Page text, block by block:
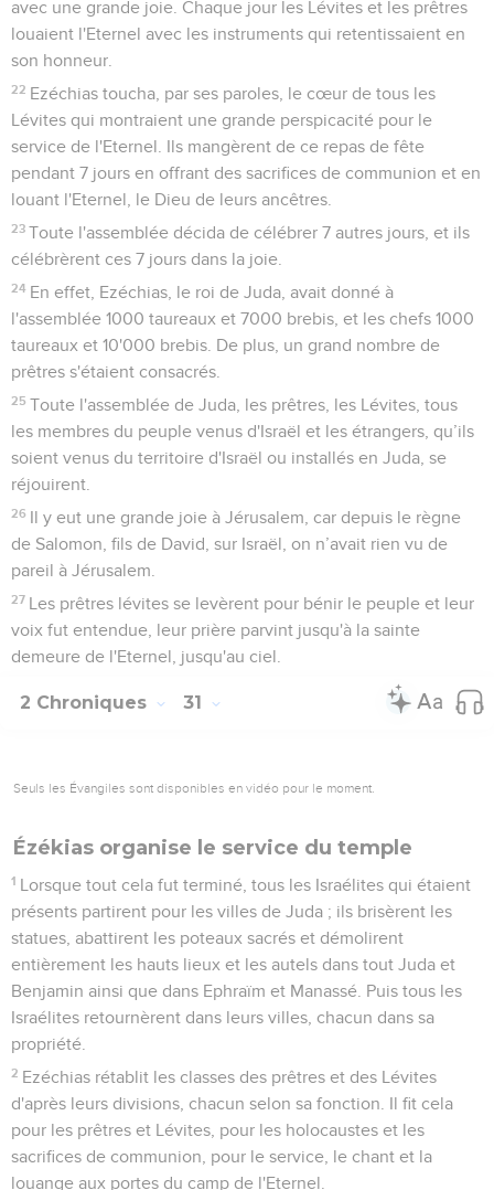
avec une grande joie. Chaque jour les Lévites et les prêtres
louaient l'Eternel avec les instruments qui retentissaient en
son honneur.
22 Ezéchias toucha, par ses paroles, le cœur de tous les
Lévites qui montraient une grande perspicacité pour le
service de l'Eternel. Ils mangèrent de ce repas de fête
pendant 7 jours en offrant des sacrifices de communion et en
louant l'Eternel, le Dieu de leurs ancêtres.
23 Toute l'assemblée décida de célébrer 7 autres jours, et ils
célébrèrent ces 7 jours dans la joie.
24 En effet, Ezéchias, le roi de Juda, avait donné à
l'assemblée 1000 taureaux et 7000 brebis, et les chefs 1000
taureaux et 10'000 brebis. De plus, un grand nombre de
prêtres s'étaient consacrés.
25 Toute l'assemblée de Juda, les prêtres, les Lévites, tous
les membres du peuple venus d'Israël et les étrangers, qu’ils
soient venus du territoire d'Israël ou installés en Juda, se
réjouirent.
26 Il y eut une grande joie à Jérusalem, car depuis le règne
de Salomon, fils de David, sur Israël, on n’avait rien vu de
pareil à Jérusalem.
27 Les prêtres lévites se levèrent pour bénir le peuple et leur
voix fut entendue, leur prière parvint jusqu'à la sainte
demeure de l'Eternel, jusqu'au ciel.
2 Chroniques 31
Seuls les Évangiles sont disponibles en vidéo pour le moment.
Ézékias organise le service du temple
1 Lorsque tout cela fut terminé, tous les Israélites qui étaient
présents partirent pour les villes de Juda ; ils brisèrent les
statues, abattirent les poteaux sacrés et démolirent
entièrement les hauts lieux et les autels dans tout Juda et
Benjamin ainsi que dans Ephraïm et Manassé. Puis tous les
Israélites retournèrent dans leurs villes, chacun dans sa
propriété.
2 Ezéchias rétablit les classes des prêtres et des Lévites
d'après leurs divisions, chacun selon sa fonction. Il fit cela
pour les prêtres et Lévites, pour les holocaustes et les
sacrifices de communion, pour le service, le chant et la
louange aux portes du camp de l'Eternel.